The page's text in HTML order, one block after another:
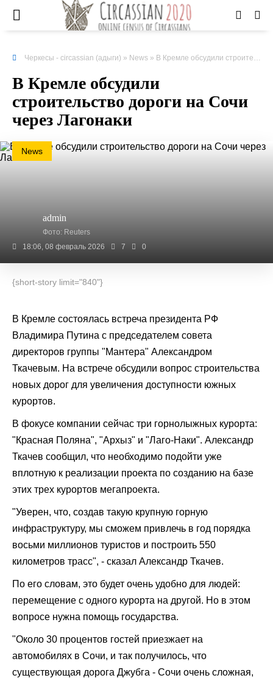
Черкесы - circassian (адыги) » News » В Кремле обсудили строительство дороги на Сочи через Лагонаки
В Кремле обсудили
строительство дороги на Сочи
через Лагонаки
News
admin
Фото: Reuters
18:06, 08 февраль 2026
7 0
{short-story limit="840"}
В Кремле состоялась встреча президента РФ
Владимира Путина с председателем совета
директоров группы "Мантера" Александром
Ткачевым. На встрече обсудили вопрос строительства
новых дорог для увеличения доступности южных
курортов.
В фокусе компании сейчас три горнолыжных курорта:
"Красная Поляна", "Архыз" и "Лаго-Наки". Александр
Ткачев сообщил, что необходимо подойти уже
вплотную к реализации проекта по созданию на базе
этих трех курортов мегапроекта.
"Уверен, что, создав такую крупную горную
инфраструктуру, мы сможем привлечь в год порядка
восьми миллионов туристов и построить 550
километров трасс", - сказал Александр Ткачев.
По его словам, это будет очень удобно для людей:
перемещение с одного курорта на другой. Но в этом
вопросе нужна помощь государства.
"Около 30 процентов гостей приезжает на
автомобилях в Сочи, и так получилось, что
существующая дорога Джубга - Сочи очень сложная,